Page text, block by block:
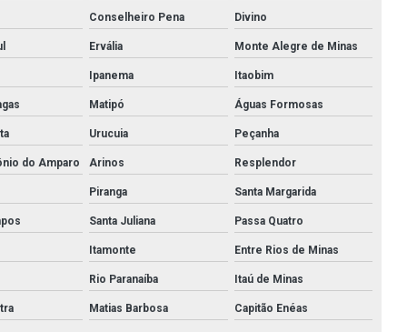
Conexões tupy
Conexões tupy bsp
Cotovelo galvanizado
Cotovelo galvanizado 2
Cotovelo galvanizado 2 1 2
Cruzeta aço carbono
Distribuidora de aço inox
Conselheiro Pena Divino
Ervália Monte Alegre de Minas
Ipanema Itaobim
Matipó Águas Formosas
Urucuia Peçanha
do Amparo Arinos Resplendor
Piranga Santa Margarida
Santa Juliana Passa Quatro
Itamonte Entre Rios de Minas
Rio Paranaíba Itaú de Minas
Matias Barbosa Capitão Enéas